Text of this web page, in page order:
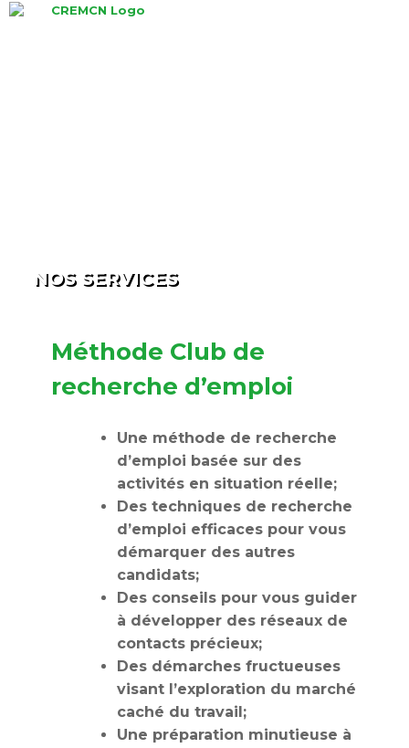
NOS SERVICES
Méthode Club de
recherche d’emploi
Une méthode de recherche
d’emploi basée sur des
activités en situation réelle;
Des techniques de recherche
d’emploi efficaces pour vous
démarquer des autres
candidats;
Des conseils pour vous guider
à développer des réseaux de
contacts précieux;
Des démarches fructueuses
visant l’exploration du marché
caché du travail;
Une préparation minutieuse à